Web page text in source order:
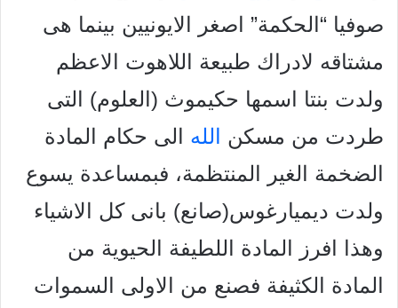
صوفيا “الحكمة” اصغر الايونيين بينما هى
مشتاقه لادراك طبيعة اللاهوت الاعظم
ولدت بنتا اسمها حكيموث (العلوم) التى
طردت من مسكن
الله الى حكام المادة
الضخمة الغير المنتظمة، فبمساعدة يسوع
ولدت ديميارغوس(صانع) بانى كل الاشياء
وهذا افرز المادة اللطيفة الحيوية من
المادة الكثيفة فصنع من الاولى السموات